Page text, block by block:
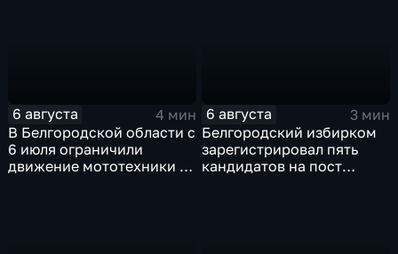
6 августа
4 мин
В Белгородской области с
6 июля ограничили
движение мототехники в
6 августа
3 мин
Белгородский избирком
зарегистрировал пять
кандидатов на пост